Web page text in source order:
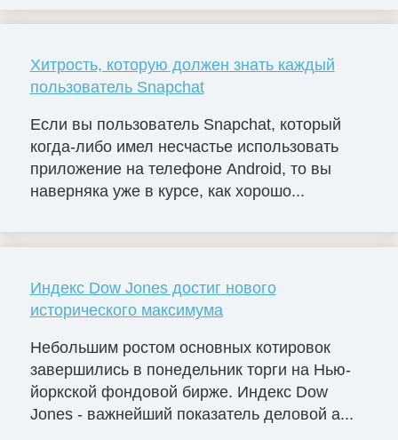
Хитрость, которую должен знать каждый
пользователь Snapchat
Если вы пользователь Snapchat, который
когда-либо имел несчастье использовать
приложение на телефоне Android, то вы
наверняка уже в курсе, как хорошо...
Индекс Dow Jones достиг нового
исторического максимума
Небольшим ростом основных котировок
завершились в понедельник торги на Нью-
йоркской фондовой бирже. Индекс Dow
Jones - важнейший показатель деловой а...